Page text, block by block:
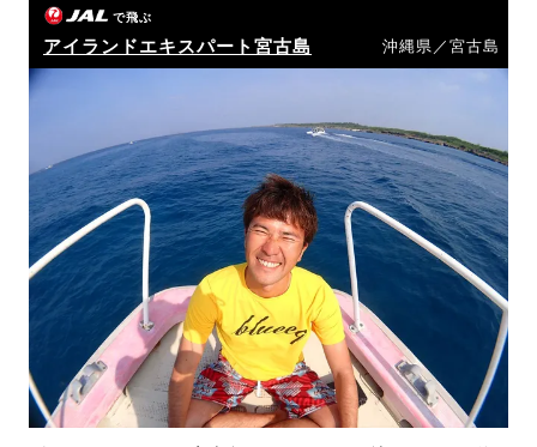
で飛ぶ
アイランドエキスパート宮古島 沖縄県／宮古島